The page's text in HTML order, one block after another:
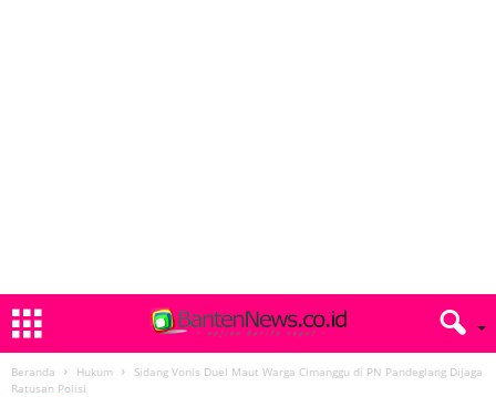
Beranda Hukum
Sidang Vonis Duel Maut Warga Cimanggu di PN Pandeglang Dijaga
Ratusan Polisi